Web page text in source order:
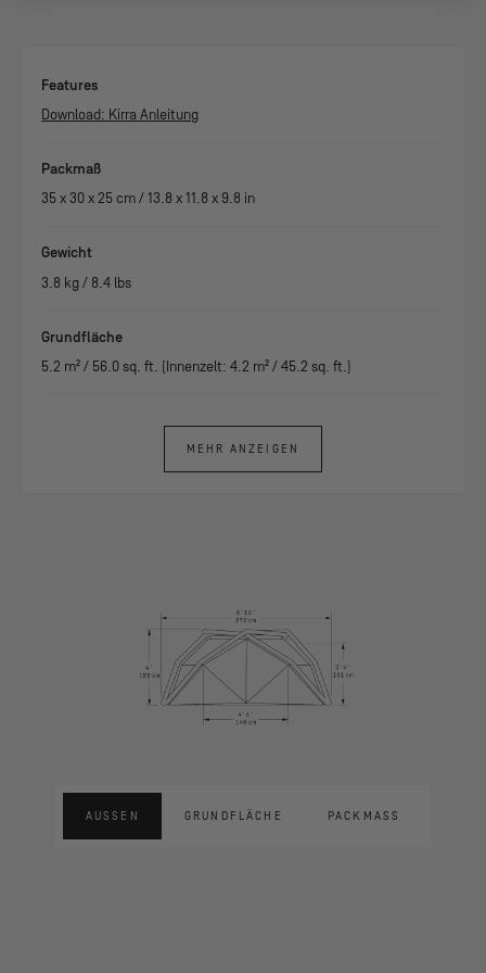
Features
Download: Kirra Anleitung
Packmaß
35x30x25 cm /13.8x11.8x 9.8 in
Gewicht
3.8 kg / 8.4 lbs
Grundfläche
5.2 m² / 56.0sq. ft. (Innenzelt:4.2 m² /45.2sq. ft.)
MEHR ANZEIGEN
AUSSEN GRUNDFLÄCHE PACKMASS